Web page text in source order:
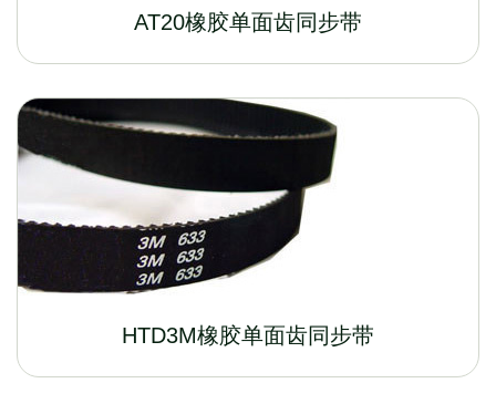
AT20橡胶单面齿同步带
HTD3M橡胶单面齿同步带